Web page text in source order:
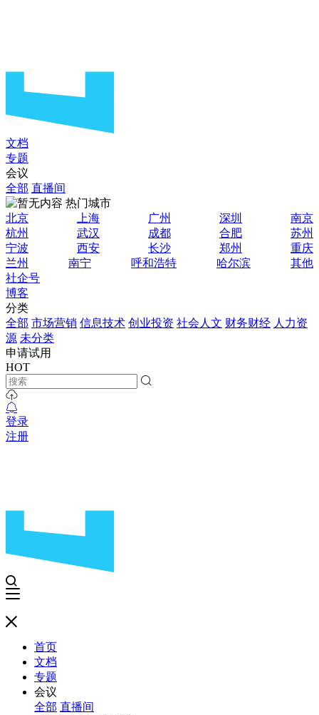
文档
专题
会议
全部 直播间
热门城市
北京
上海 广州 深圳
南京
杭州
武汉 成都 合肥
苏州
宁波
西安 长沙 郑州
重庆
兰州
南宁 呼和浩特 哈尔滨
其他
社企号
博客
分类
全部 市场营销 信息技术 创业投资 社会人文 财务财经 人力资
源 未分类
申请试用
HOT
登录
注册
首页
文档
专题
会议
全部 直播间